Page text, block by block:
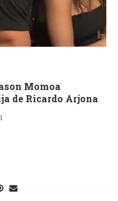
Momoa
de Ricardo Arjona